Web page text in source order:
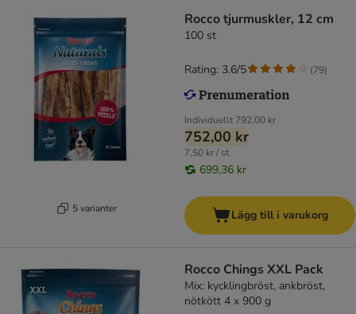
5 varianter
Rocco tjurmuskler, 12 cm
100 st
Individuellt 792,00 kr
752,00 kr
7,50 kr / st
699,36 kr
Rating: 3.6/5 (79)
Lägg till i varukorg
Rocco Chings XXL Pack
Mix: kycklingbröst, ankbröst,
nötkött 4 x 900 g